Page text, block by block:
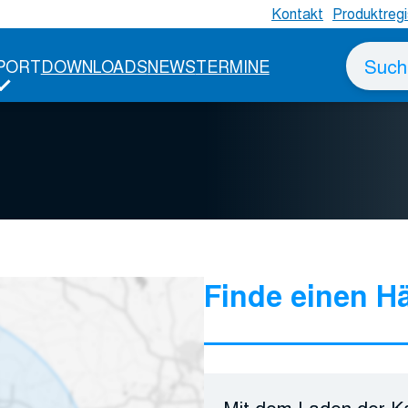
Kontakt
DOWNLOADSNEWSTERMINE
Suche
nach
Finde einen